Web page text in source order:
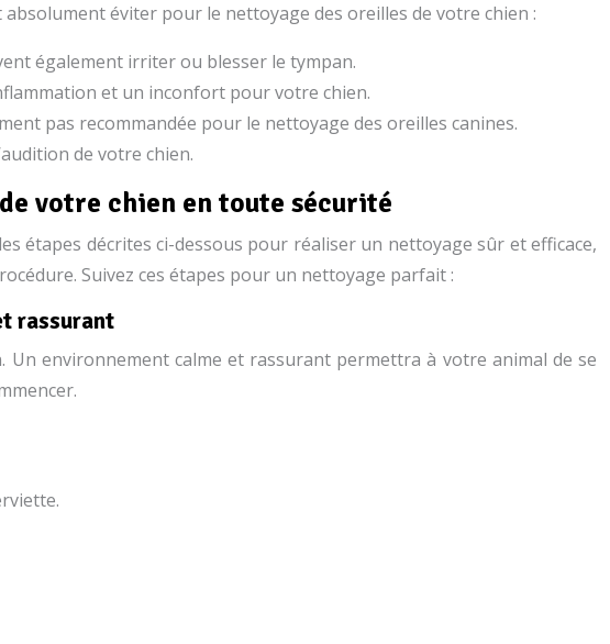
éviter pour le nettoyage des oreilles de votre chien :
également irriter ou blesser le tympan.
et un inconfort pour votre chien.
pas recommandée pour le nettoyage des oreilles canines.
de votre chien.
votre chien en toute sécurité
étapes décrites ci-dessous pour réaliser un nettoyage sûr et efficace,
Suivez ces étapes pour un nettoyage parfait :
rassurant
environnement calme et rassurant permettra à votre animal de se